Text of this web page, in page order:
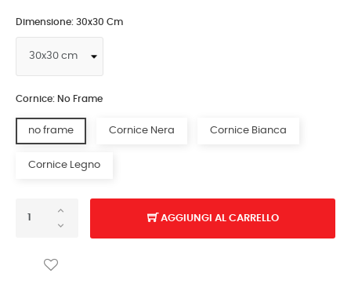
Dimensione: 30x30 Cm
Cornice: No Frame
no frame Cornice Nera Cornice Bianca
Cornice Legno
AGGIUNGI AL CARRELLO